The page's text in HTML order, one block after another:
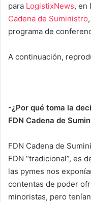
para LogistixNews, en
Cadena de Suministro
programa de
A continuación,
-¿Por qué toma la
FDN Cadena de
FDN Cadena de
FDN “tradicional”, es
las pymes nos
contentas de poder
minoristas, pero